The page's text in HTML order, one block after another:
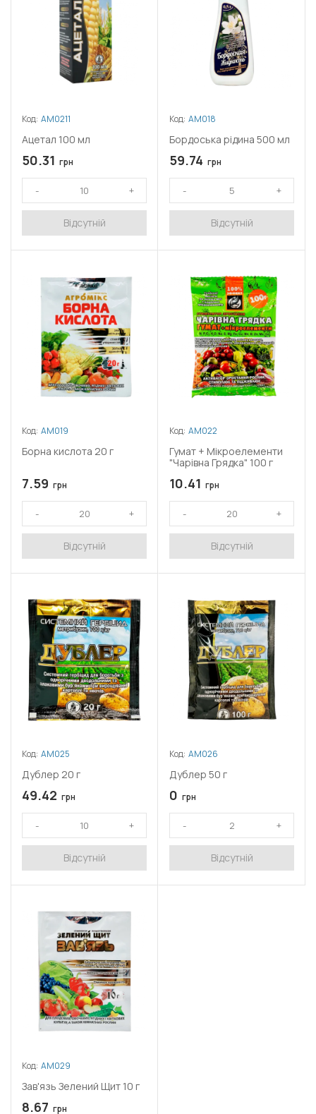
Код: АМ0211
Ацетал 100 мл
50.31 грн
Відсутній
Код: АМ018
Бордоська рідина 500 мл
59.74 грн
Відсутній
Код: АМ019
Борна кислота 20 г
7.59 грн
Відсутній
Код: АМ022
Гумат + Мікроелементи
"Чарівна Грядка" 100 г
10.41 грн
Відсутній
Код: АМ025
Дублер 20 г
49.42 грн
Відсутній
Код: АМ026
Дублер 50 г
0 грн
Відсутній
Код: АМ029
Зав'язь Зелений Щит 10 г
8.67 грн